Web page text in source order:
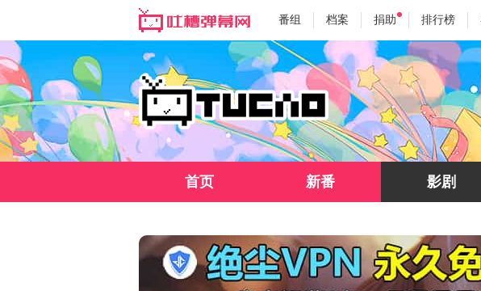
番组 档案 捐助 排行榜
首页 新番 影剧